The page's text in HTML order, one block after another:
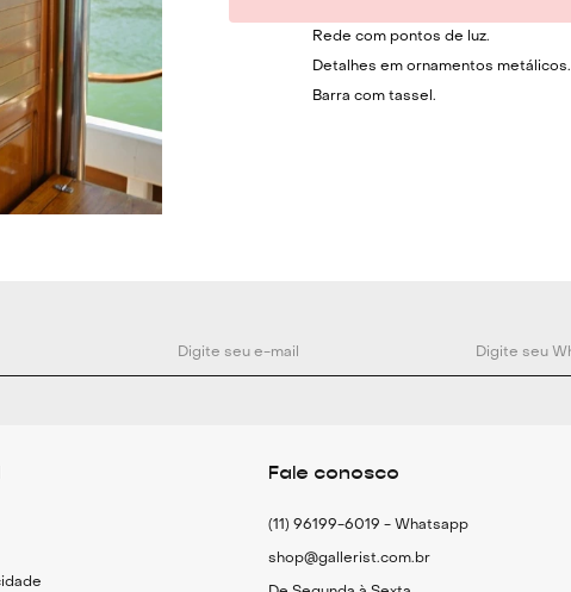
Rede com pontos de luz.
Detalhes em ornamentos metálicos.
Barra com tassel.
Fale conosco
(11) 96199-6019 - Whatsapp
shop@gallerist.com.br